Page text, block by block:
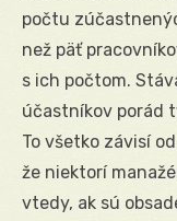
počtu
než päť
s ich počtom.
účastníkov porád
To všetko závisí
že niektorí
vtedy, ak sú